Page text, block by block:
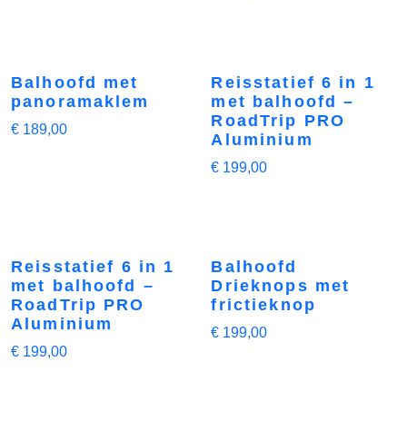
Balhoofd met
panoramaklem
€ 189,00
Reisstatief 6 in 1
met balhoofd –
RoadTrip PRO
Aluminium
€ 199,00
Reisstatief 6 in 1
met balhoofd –
RoadTrip PRO
Aluminium
€ 199,00
Balhoofd
Drieknops met
frictieknop
€ 199,00